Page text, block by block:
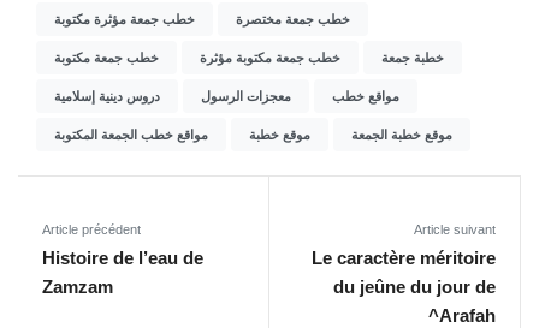
خطب جمعة مؤثرة مكتوبة خطب جمعة مختصرة
خطب جمعة مكتوبة خطب جمعة مكتوبة مؤثرة خطبة جمعة
دروس دينية إسلامية معجزات الرسول مواقع خطب
مواقع خطب الجمعة المكتوبة موقع خطبة موقع خطبة الجمعة
Article précédent
Histoire de l’eau de
Zamzam
Article suivant
Le caractère méritoire
du jeûne du jour de
^Arafah